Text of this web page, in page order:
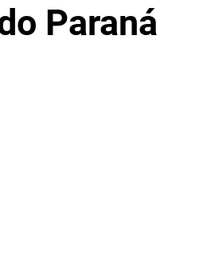
Paraná